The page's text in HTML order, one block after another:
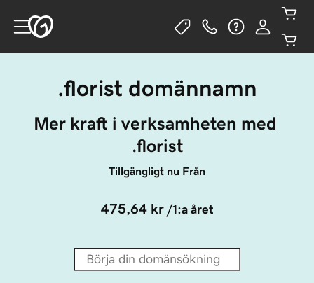
.florist domännamn
Mer kraft i verksamheten med
.florist
Tillgängligt nu Från
475,64 kr /1:a året